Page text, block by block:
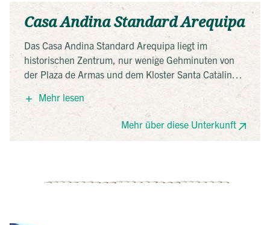
Casa Andina Standard Arequipa
Das Casa Andina Standard Arequipa liegt im
historischen Zentrum, nur wenige Gehminuten von
der Plaza de Armas und dem Kloster Santa Catalina
entfernt. Das Hotel ist in einem modernen Gebäude
aus weißem Vulkangestein untergebracht und bietet
eine Terrasse mit Blick auf den Vulkan Misti.
Mehr lesen
Mehr über diese Unterkunft